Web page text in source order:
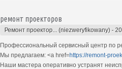
ремонт проекторов
Ремонт проектор... (niezweryfikowany) -
Профессиональный сервисный центр по
Мы предлагаем: <a href=https://remont-
Наши мастера оперативно устранят